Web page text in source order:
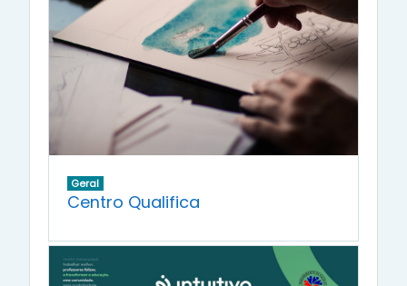
Geral
Centro Qualifica